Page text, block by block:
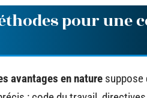
pour une
avantages en nature suppose